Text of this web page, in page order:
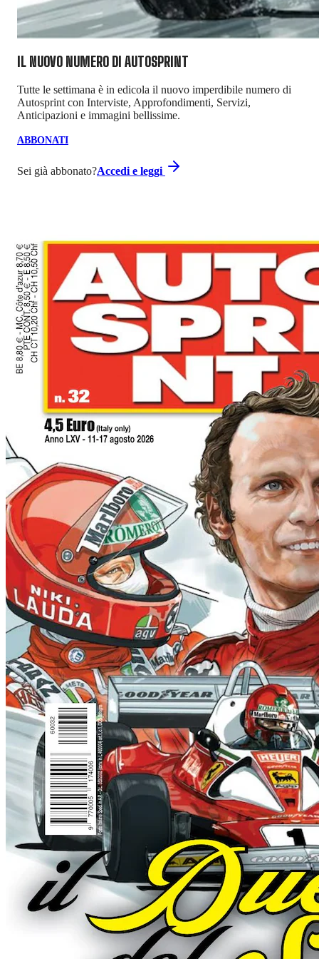
IL NUOVO NUMERO DI AUTOSPRINT
Tutte le settimana è in edicola il nuovo imperdibile numero di
Autosprint con Interviste, Approfondimenti, Servizi,
Anticipazioni e immagini bellissime.
ABBONATI
Sei già abbonato?Accedi e leggi